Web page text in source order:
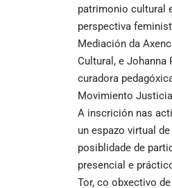
patrimonio cultural
perspectiva
Mediación da
Cultural, e Johanna
curadora
Movimiento
A inscrición nas
un espazo virtual
posiblidade de
presencial e
Tor, co obxectivo